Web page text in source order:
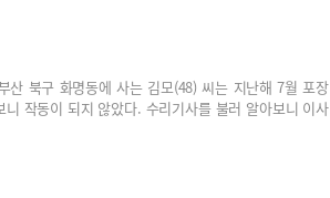
북구 화명동에 사는 김모(48) 씨는 지난해 7월 포장
작동이 되지 않았다. 수리기사를 불러 알아보니 이사